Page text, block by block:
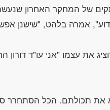
של המחקר האחרון
ידוע", אמרה בלהט, "שישנן
את עצמו "אני עו"ד דורון
את תכולתם. הכל הסתחרר